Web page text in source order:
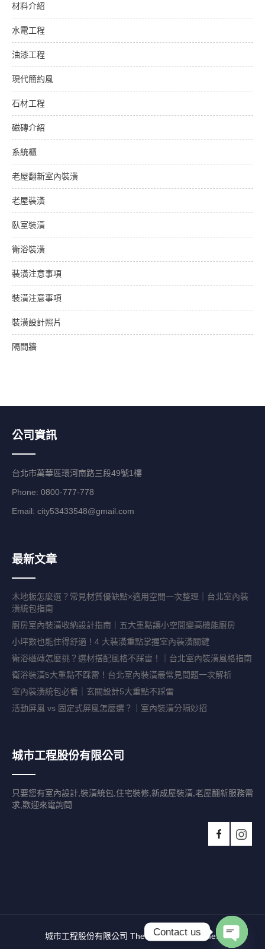
材料介紹
水電工程
油漆工程
現代簡約風
石材工程
磁磚介紹
系統櫃
老屋翻新室內裝潢
老屋裝潢
臥室裝潢
衛浴裝潢
裝潢注意事項
裝潢注意事項
裝潢設計照片
隔間牆
公司資訊
台北市萬華區環河南路三段49號1樓
Phone: 0800-777-778
Email: city53433548@gmail.com
最新文章
木地板怎麼選？常見材質優缺點×適用空間一次整理｜台北室內裝
潢統包指南
廚房室內裝潢收納設計指南｜五大重點讓小空間變高機能廚房
小坪數也能住得舒適！4 大裝潢重點掌握室內裝潢關鍵
衛浴磁磚怎麼挑？選材搭配風格不踩雷！｜台北室內裝潢風格指南
衛浴裝潢5大重點不踩雷！台北室內裝潢最常見問題一次解析
室內裝潢統包必看｜玄關設計5大重點不踩雷
活動屏風 vs 固定式屏風怎麼選？｜室內裝潢分隔妙招
城市工程股份有限公司
只要您有室內設計,裝潢統包,住宅裝修,新成屋裝潢,老屋翻新服務需
求,歡迎來電詢問
城市工程股份有限公司 Theme By SKT Themes
Contact us